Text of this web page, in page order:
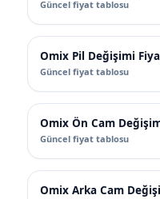
Güncel fiyat tablosu
Omix Pil Değişimi
Güncel fiyat tablosu
Omix Ön Cam
Güncel fiyat tablosu
Omix Arka Cam